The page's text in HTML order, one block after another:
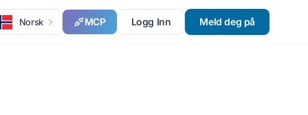
Norsk MCP Logg Inn Meld deg på